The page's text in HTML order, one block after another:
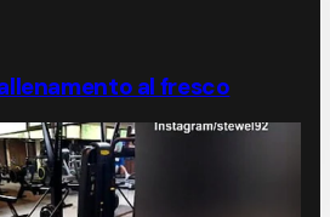
al fresco